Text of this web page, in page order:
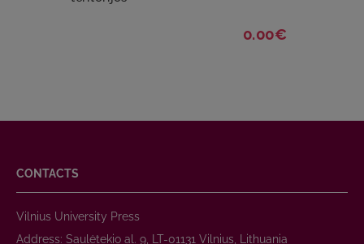
0.00€
CONTACTS
Vilnius University Press
Address: Saulėtekio al. 9, LT-01131 Vilnius, Lithuania